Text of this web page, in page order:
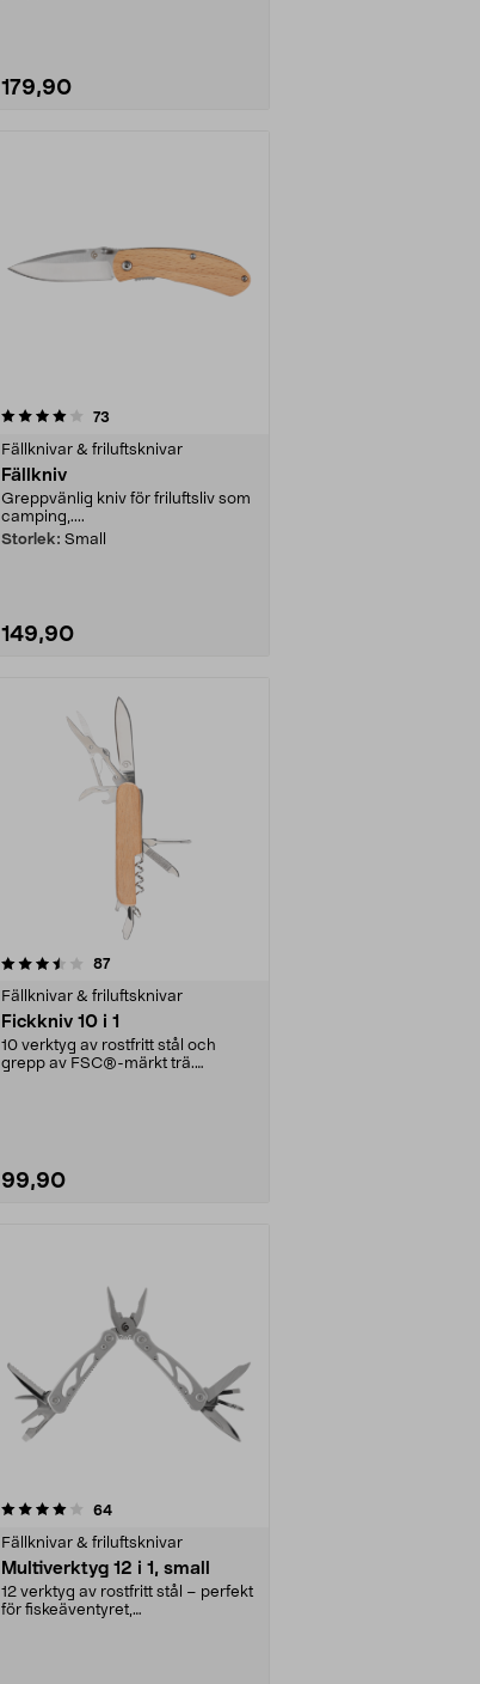
179,90
73
Fällknivar & friluftsknivar
Fällkniv
Greppvänlig kniv för friluftsliv som
camping,....
Storlek: Small
149,90
87recensioner
Fällknivar & friluftsknivar
Fickkniv 10 i 1
10 verktyg av rostfritt stål och
grepp av FSC®-märkt trä.
99,90
64recensioner
Fällknivar & friluftsknivar
Multiverktyg 12 i 1, small
12 verktyg av rostfritt stål – perfekt
för fiskeäventyret,